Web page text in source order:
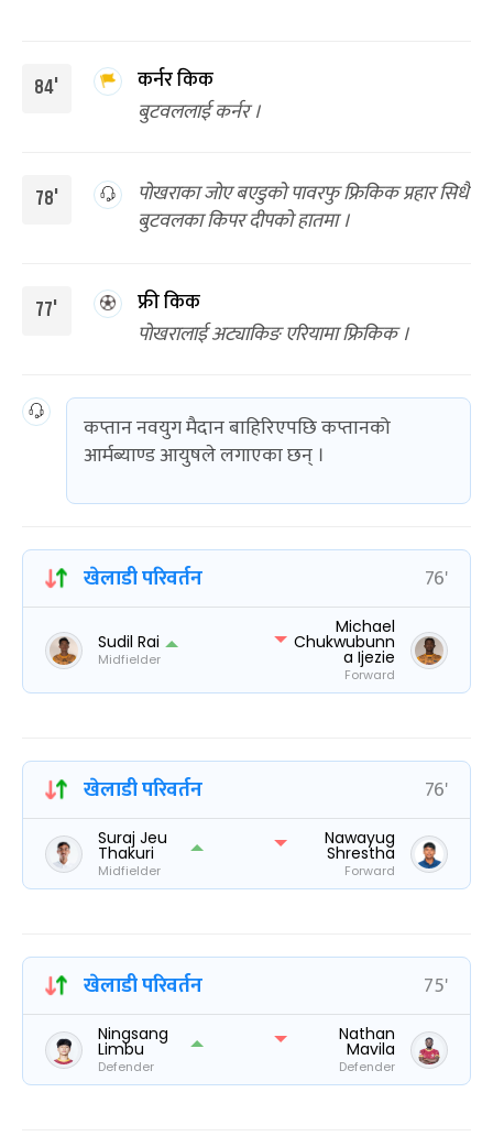
84'
कर्नर किक
बुटवललाई कर्नर ।
78'
पोखराका जोए बएडुको पावरफु फ्रिकिक प्रहार सिधै
बुटवलका किपर दीपको हातमा ।
77'
फ्री किक
पोखरालाई अट्याकिङ एरियामा फ्रिकिक ।
कप्तान नवयुग मैदान बाहिरिएपछि कप्तानको
आर्मब्याण्ड आयुषले लगाएका छन् ।
खेलाडी परिवर्तन 76'
Sudil Rai
Midfielder
Michael
Chukwubunn
a Ijezie
Forward
खेलाडी परिवर्तन 76'
Suraj Jeu
Thakuri
Midfielder
Nawayug
Shrestha
Forward
खेलाडी परिवर्तन 75'
Ningsang
Limbu
Defender
Nathan
Mavila
Defender